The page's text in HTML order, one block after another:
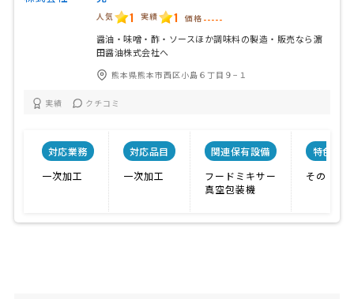
人気 1 実績 1 価格 -----
醤油・味噌・酢・ソースほか調味料の製造・販売なら濵
田醤油株式会社へ
熊本県熊本市西区小島６丁目９−１
実績 クチコミ
対応業務
一次加工
対応品目
一次加工
関連保有設備
フードミキサー
真空包装機
特色
その他